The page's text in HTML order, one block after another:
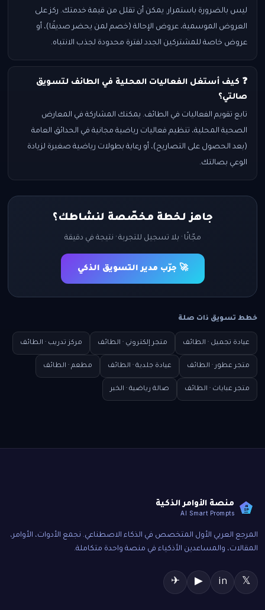
ليس بالضرورة باستمرار. يمكن أن تقلل من قيمة خدمتك. ركز على
العروض الموسمية، عروض الإحالة (خصم لمن يحضر صديقًا)، أو
عروض خاصة للمشتركين الجدد لفترة محدودة لجذب الانتباه.
❓ كيف أستغل الفعاليات المحلية في الطائف لتسويق
صالتي؟
تابع تقويم الفعاليات في الطائف. يمكنك المشاركة في المعارض
الصحية المحلية، تنظيم فعاليات رياضية مجانية في الحدائق العامة
(بعد الحصول على التصاريح)، أو رعاية بطولات رياضية صغيرة لزيادة
الوعي بصالتك.
جاهز لخطة مخصّصة لنشاطك؟
مجّانًا · بلا تسجيل للتجربة · نتيجة في دقيقة
🚀 جرّب مدير التسويق الذكي
خطط تسويق ذات صلة
عيادة تجميل · الطائف متجر إلكتروني · الطائف مركز تدريب · الطائف
متجر عطور · الطائف عيادة جلدية · الطائف مطعم · الطائف
متجر عبايات · الطائف صالة رياضية · الخبر
AI
SP
منصة الأوامر الذكية
AI Smart Prompts
المرجع العربي الأول المتخصص في الذكاء الاصطناعي. نجمع الأدوات، الأوامر،
المقالات، والمساعدين الأذكياء في منصة واحدة متكاملة.
𝕏
in
▶
✈